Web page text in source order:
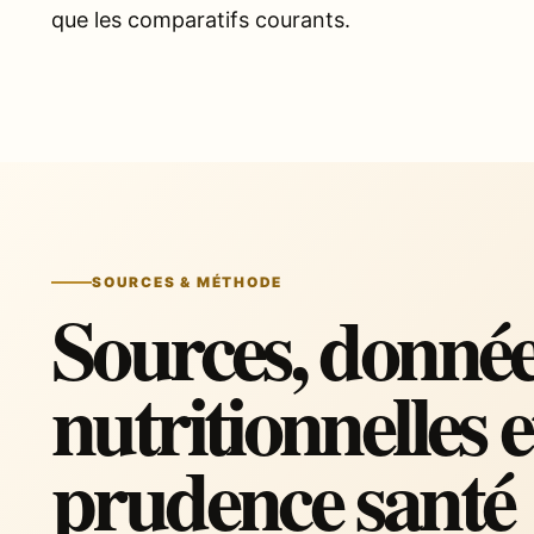
que les comparatifs courants.
SOURCES & MÉTHODE
Sources,
nutritionnelles
prudence santé